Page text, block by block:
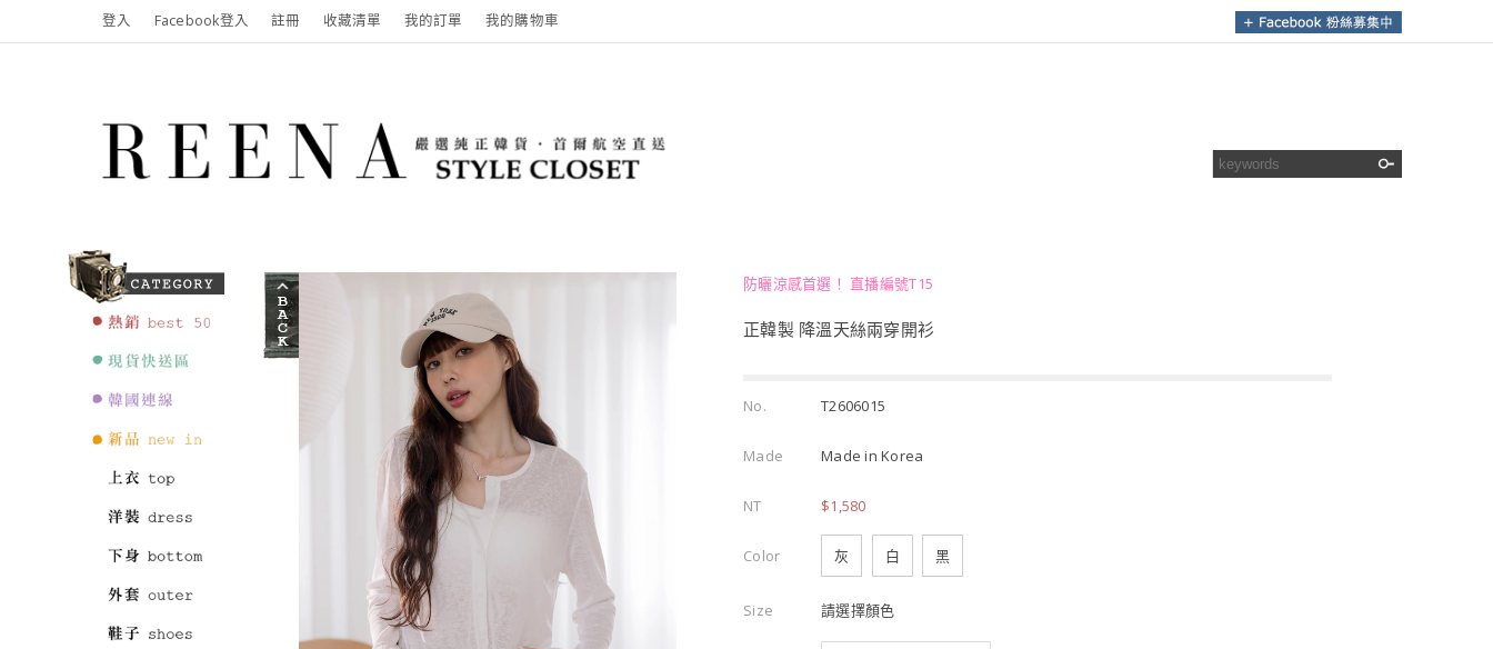
登入 Facebook登入 註冊 收藏清單 我的訂單 我的購物車
防曬涼感首選！ 直播編號T15
正韓製 降溫天絲兩穿開衫
No. T2606015
Made Made in Korea
NT $1,580
Color 灰 白 黑
Size 請選擇顏色